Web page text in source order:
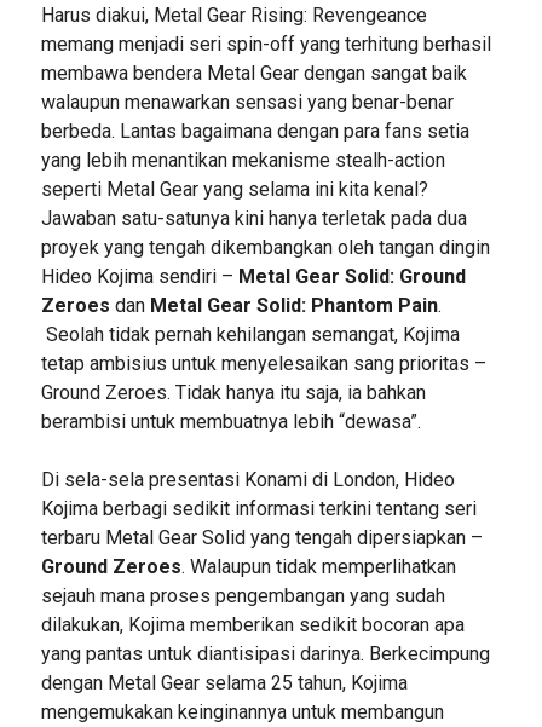
Harus diakui, Metal Gear Rising: Revengeance
memang menjadi seri spin-off yang terhitung berhasil
membawa bendera Metal Gear dengan sangat baik
walaupun menawarkan sensasi yang benar-benar
berbeda. Lantas bagaimana dengan para fans setia
yang lebih menantikan mekanisme stealh-action
seperti Metal Gear yang selama ini kita kenal?
Jawaban satu-satunya kini hanya terletak pada dua
proyek yang tengah dikembangkan oleh tangan dingin
Hideo Kojima sendiri – Metal Gear Solid: Ground
Zeroes dan Metal Gear Solid: Phantom Pain.
Seolah tidak pernah kehilangan semangat, Kojima
tetap ambisius untuk menyelesaikan sang prioritas –
Ground Zeroes. Tidak hanya itu saja, ia bahkan
berambisi untuk membuatnya lebih “dewasa”.
Di sela-sela presentasi Konami di London, Hideo
Kojima berbagi sedikit informasi terkini tentang seri
terbaru Metal Gear Solid yang tengah dipersiapkan –
Ground Zeroes. Walaupun tidak memperlihatkan
sejauh mana proses pengembangan yang sudah
dilakukan, Kojima memberikan sedikit bocoran apa
yang pantas untuk diantisipasi darinya. Berkecimpung
dengan Metal Gear selama 25 tahun, Kojima
mengemukakan keinginannya untuk membangun